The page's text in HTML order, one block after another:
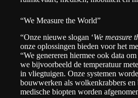
“We Measure the World”
“Onze nieuwe slogan ‘We measure
onze oplossingen bieden voor het
“We genereren hiermee ook data
we bijvoorbeeld de temperatuur
in vliegtuigen. Onze systemen
bouwwerken als wolkenkrabbers
medische biopten worden